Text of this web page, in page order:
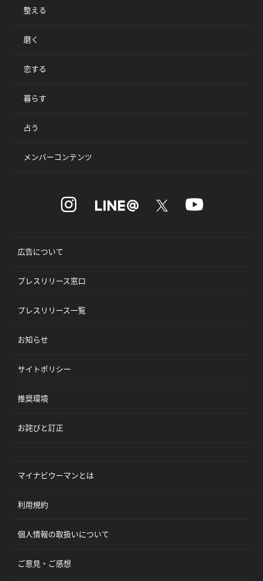
整える
磨く
恋する
暮らす
占う
メンバーコンテンツ
広告について
プレスリリース窓口
プレスリリース一覧
お知らせ
サイトポリシー
推奨環境
お詫びと訂正
マイナビウーマンとは
利用規約
個人情報の取扱いについて
ご意見・ご感想